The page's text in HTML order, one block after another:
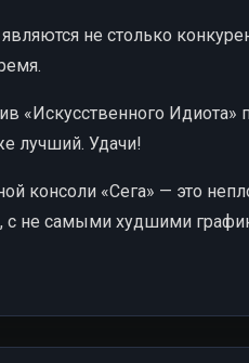
не столько
«Искусственного
лучший. Удачи!
консоли «Сега» — это
с не самыми худшими